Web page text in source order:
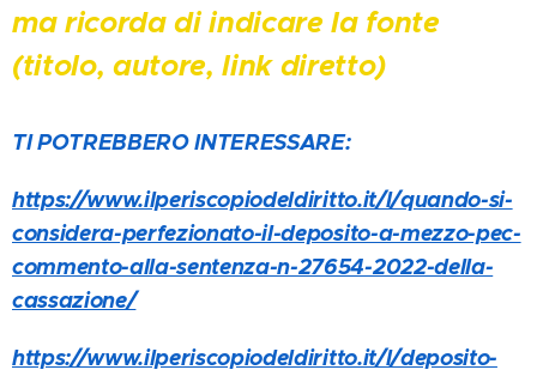
ma ricorda di indicare la fonte
(titolo, autore, link diretto)
TI POTREBBERO INTERESSARE:
https://www.ilperiscopiodeldiritto.it/l/quando-si-
considera-perfezionato-il-deposito-a-mezzo-pec-
commento-alla-sentenza-n-27654-2022-della-
cassazione/
https://www.ilperiscopiodeldiritto.it/l/deposito-